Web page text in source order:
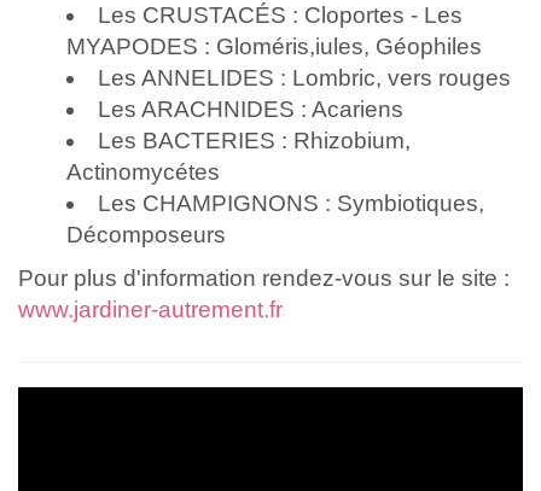
Les CRUSTACÉS : Cloportes - Les
MYAPODES : Gloméris,iules, Géophiles
Les ANNELIDES : Lombric, vers rouges
Les ARACHNIDES : Acariens
Les BACTERIES : Rhizobium,
Actinomycétes
Les CHAMPIGNONS : Symbiotiques,
Décomposeurs
Pour plus d'information rendez-vous sur le site :
www.jardiner-autrement.fr